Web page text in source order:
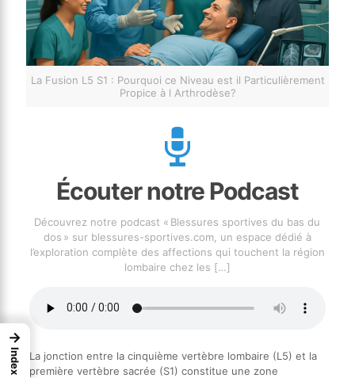
La Fusion L5 S1 : Pourquoi ce Niveau est il Particulièrement
Propice à l Arthrodèse?
Écouter notre Podcast
Découvrez notre podcast « Blessures sportives du bas du
dos » sur blessures-sportives.com, un espace dédié à
l’exploration complète des affections qui touchent la région
lombaire chez les […]
La jonction entre la cinquième vertèbre lombaire (L5) et la
première vertèbre sacrée (S1) constitue une zone
→
Index